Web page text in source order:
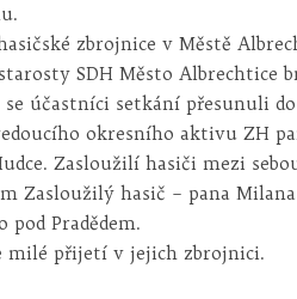
zbrojnice v Městě
SDH Město Albrechtice
účastníci setkání přesunuli
okresního aktivu ZH
Zasloužilí hasiči mezi
hasič – pana Milana
pod Pradědem.
milé přijetí v jejich zbrojnici.